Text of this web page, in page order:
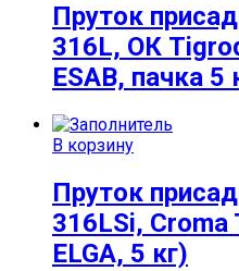
Пруток
316L, ОК
ESAB, пачка 5
В корзину
Пруток
316LSi,
ELGA, 5 кг)